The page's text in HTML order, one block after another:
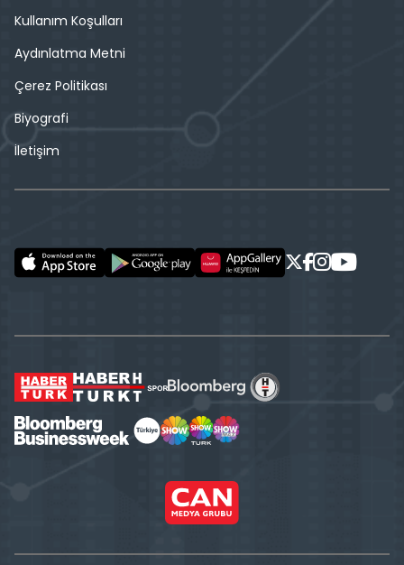
Kullanım Koşulları
Aydınlatma Metni
Çerez Politikası
Biyografi
İletişim